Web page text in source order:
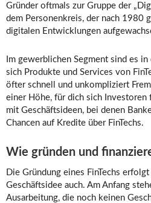
Gründer oftmals zur Gruppe der
dem Personenkreis, der nach 1980
digitalen Entwicklungen
Im gewerblichen Segment sind es
sich Produkte und Services von
öfter schnell und unkompliziert
einer Höhe, für dich sich Investoren
mit Geschäftsideen, bei denen
Chancen auf Kredite über FinTechs.
Wie gründen und
Die Gründung eines FinTechs
Geschäftsidee auch. Am Anfang
Ausarbeitung, die noch keinen